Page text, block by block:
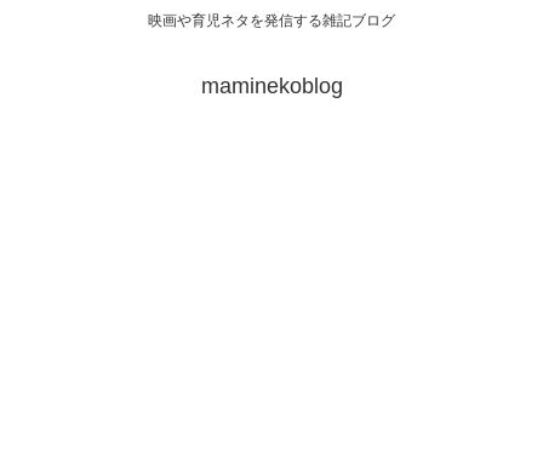
映画や育児ネタを発信する雑記ブログ
maminekoblog